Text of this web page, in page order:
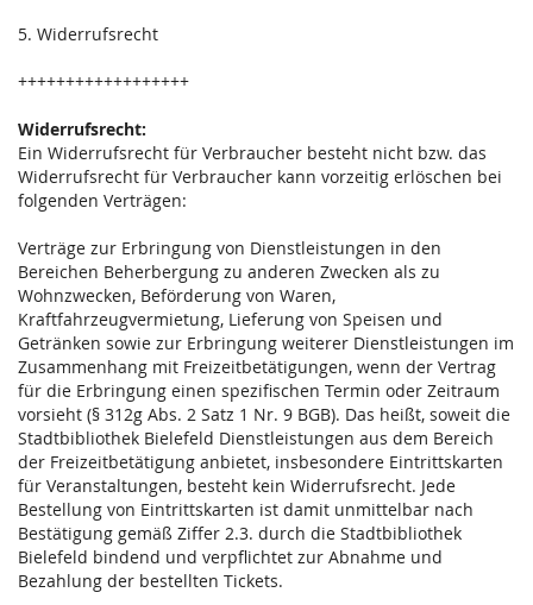
5. Widerrufsrecht
++++++++++++++++++
Widerrufsrecht:
Ein Widerrufsrecht für Verbraucher besteht nicht bzw. das
Widerrufsrecht für Verbraucher kann vorzeitig erlöschen bei
folgenden Verträgen:
Verträge zur Erbringung von Dienstleistungen in den
Bereichen Beherbergung zu anderen Zwecken als zu
Wohnzwecken, Beförderung von Waren,
Kraftfahrzeugvermietung, Lieferung von Speisen und
Getränken sowie zur Erbringung weiterer Dienstleistungen im
Zusammenhang mit Freizeitbetätigungen, wenn der Vertrag
für die Erbringung einen spezifischen Termin oder Zeitraum
vorsieht (§ 312g Abs. 2 Satz 1 Nr. 9 BGB). Das heißt, soweit die
Stadtbibliothek Bielefeld Dienstleistungen aus dem Bereich
der Freizeitbetätigung anbietet, insbesondere Eintrittskarten
für Veranstaltungen, besteht kein Widerrufsrecht. Jede
Bestellung von Eintrittskarten ist damit unmittelbar nach
Bestätigung gemäß Ziffer 2.3. durch die Stadtbibliothek
Bielefeld bindend und verpflichtet zur Abnahme und
Bezahlung der bestellten Tickets.